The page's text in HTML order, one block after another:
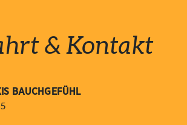
& Kontakt
BAUCHGEFÜHL